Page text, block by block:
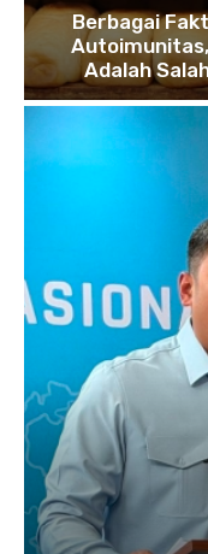
Berbagai
Adalah